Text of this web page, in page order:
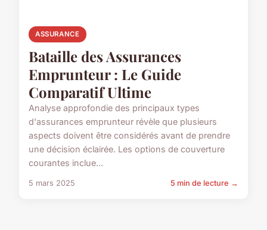
ASSURANCE
Bataille des Assurances
Emprunteur : Le Guide
Comparatif Ultime
Analyse approfondie des principaux types
d'assurances emprunteur révèle que plusieurs
aspects doivent être considérés avant de prendre
une décision éclairée. Les options de couverture
courantes inclue...
5 mars 2025 5 min de lecture →